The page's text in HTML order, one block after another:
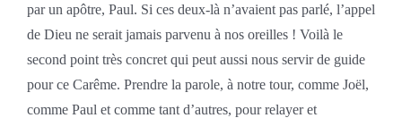
par un apôtre, Paul. Si ces deux-là n’avaient pas parlé, l’appel
de Dieu ne serait jamais parvenu à nos oreilles ! Voilà le
second point très concret qui peut aussi nous servir de guide
pour ce Carême. Prendre la parole, à notre tour, comme Joël,
comme Paul et comme tant d’autres, pour relayer et